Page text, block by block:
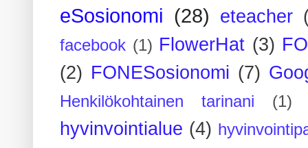
eSosionomi (28) eteacher
facebook (1) FlowerHat (3)
(2) FONESosionomi (7)
Henkilökohtainen tarinani (1)
hyvinvointialue (4)